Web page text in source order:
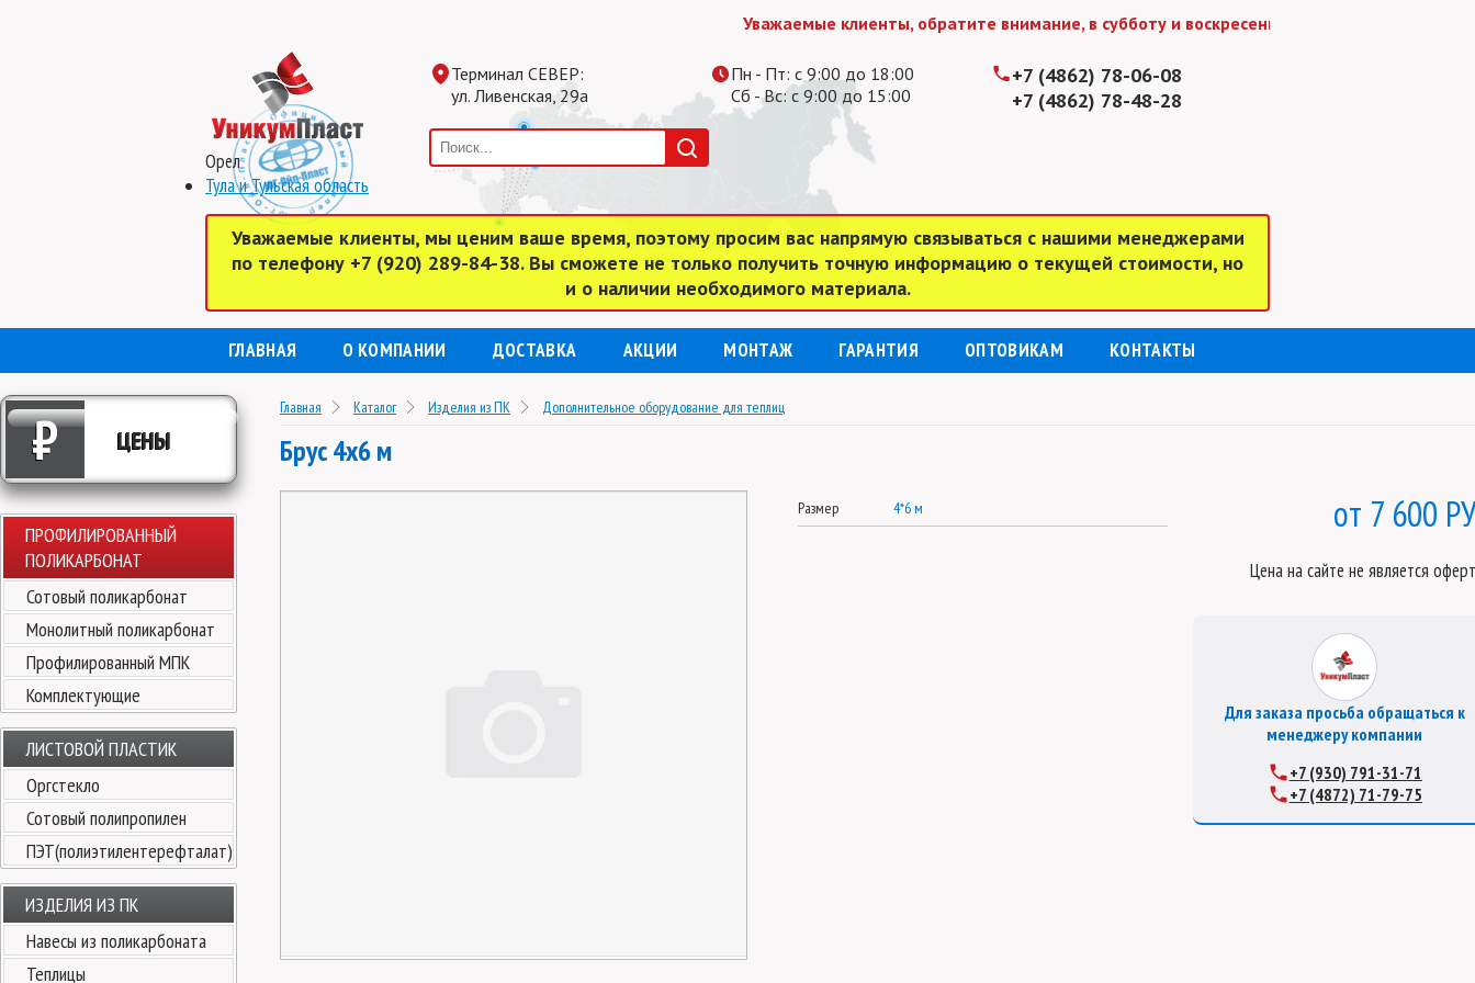
Уважаемые клиенты, обратите внимание, в субботу и воскресенье мы работаем до 15:00
Орел
Тула и Тульская область
Терминал СЕВЕР:
ул. Ливенская, 29а
Пн - Пт: с 9:00 до 18:00
Сб - Вс: с 9:00 до 15:00
+7 (4862) 78-06-08
+7 (4862) 78-48-28
Уважаемые клиенты, мы ценим ваше время, поэтому просим вас напрямую связываться с нашими менеджерами
по телефону +7 (920) 289-84-38. Вы сможете не только получить точную информацию о текущей стоимости, но
и о наличии необходимого материала.
ГЛАВНАЯ О КОМПАНИИ ДОСТАВКА АКЦИИ МОНТАЖ ГАРАНТИЯ ОПТОВИКАМ КОНТАКТЫ
₽ ЦЕНЫ
ПРОФИЛИРОВАННЫЙ
ПОЛИКАРБОНАТ
Сотовый поликарбонат
Монолитный поликарбонат
Профилированный МПК
Комплектующие
ЛИСТОВОЙ ПЛАСТИК
Оргстекло
Сотовый полипропилен
ПЭТ(полиэтилентерефталат)
ИЗДЕЛИЯ ИЗ ПК
Навесы из поликарбоната
Теплицы
Главная Каталог Изделия из ПК Дополнительное оборудование для теплиц
Брус 4x6 м
Размер 4*6 м 7 600
Цена на сайте не является
Для заказа просьба обращаться к
менеджеру компании
+7 (930) 791-31-71
+7 (4872) 71-79-75